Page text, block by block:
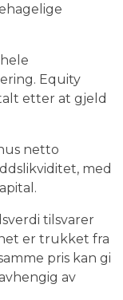
Equity
etter at gjeld
netto
med
tilsvarer
er trukket fra
pris kan gi
av